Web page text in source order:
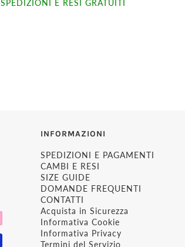
SPEDIZIONI E RESI GRATUITI
INFORMAZIONI
SPEDIZIONI E PAGAMENTI
CAMBI E RESI
SIZE GUIDE
DOMANDE FREQUENTI
CONTATTI
Acquista in Sicurezza
Informativa Cookie
Informativa Privacy
Termini del Servizio